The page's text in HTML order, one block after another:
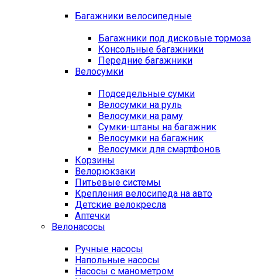
Багажники велосипедные
Багажники под дисковые тормоза
Консольные багажники
Передние багажники
Велосумки
Подседельные сумки
Велосумки на руль
Велосумки на раму
Сумки-штаны на багажник
Велосумки на багажник
Велосумки для смартфонов
Корзины
Велорюкзаки
Питьевые системы
Крепления велосипеда на авто
Детские велокресла
Аптечки
Велонасосы
Ручные насосы
Напольные насосы
Насосы с манометром